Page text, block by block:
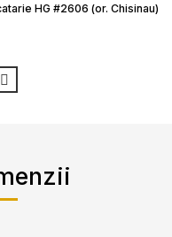
HG #2606 (or. Chisinau)